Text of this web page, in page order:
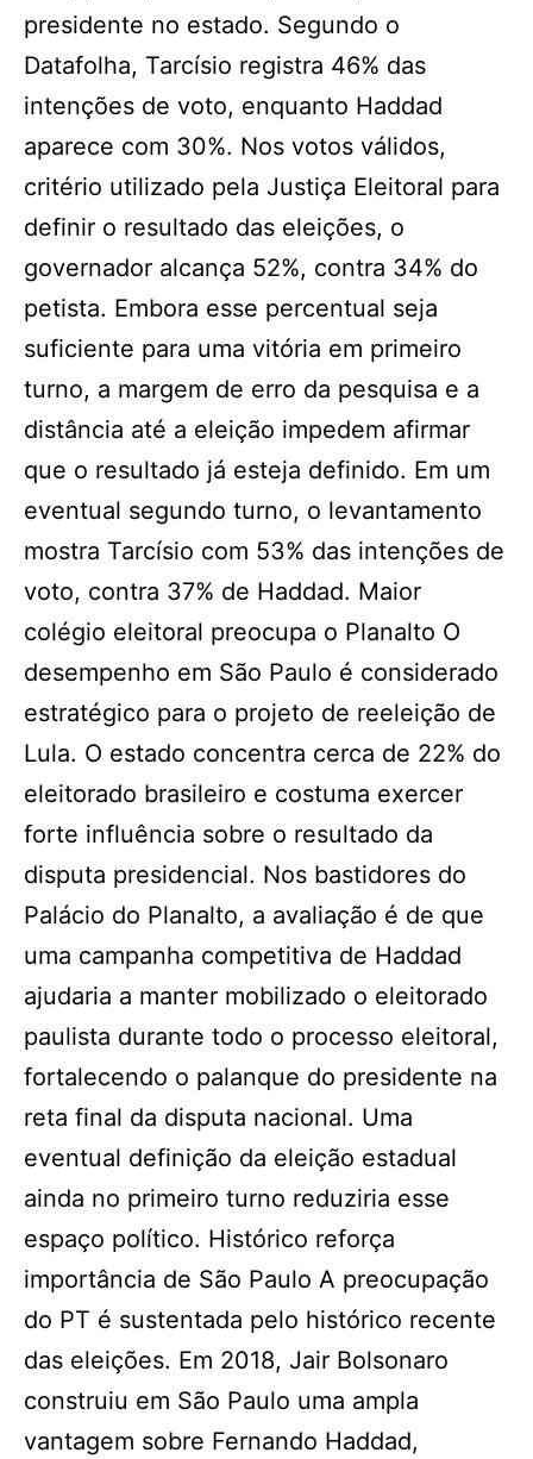
presidente no estado. Segundo o
Datafolha, Tarcísio registra 46% das
intenções de voto, enquanto Haddad
aparece com 30%. Nos votos válidos,
critério utilizado pela Justiça Eleitoral para
definir o resultado das eleições, o
governador alcança 52%, contra 34% do
petista. Embora esse percentual seja
suficiente para uma vitória em primeiro
turno, a margem de erro da pesquisa e a
distância até a eleição impedem afirmar
que o resultado já esteja definido. Em um
eventual segundo turno, o levantamento
mostra Tarcísio com 53% das intenções de
voto, contra 37% de Haddad. Maior
colégio eleitoral preocupa o Planalto O
desempenho em São Paulo é considerado
estratégico para o projeto de reeleição de
Lula. O estado concentra cerca de 22% do
eleitorado brasileiro e costuma exercer
forte influência sobre o resultado da
disputa presidencial. Nos bastidores do
Palácio do Planalto, a avaliação é de que
uma campanha competitiva de Haddad
ajudaria a manter mobilizado o eleitorado
paulista durante todo o processo eleitoral,
fortalecendo o palanque do presidente na
reta final da disputa nacional. Uma
eventual definição da eleição estadual
ainda no primeiro turno reduziria esse
espaço político. Histórico reforça
importância de São Paulo A preocupação
do PT é sustentada pelo histórico recente
das eleições. Em 2018, Jair Bolsonaro
construiu em São Paulo uma ampla
vantagem sobre Fernando Haddad,